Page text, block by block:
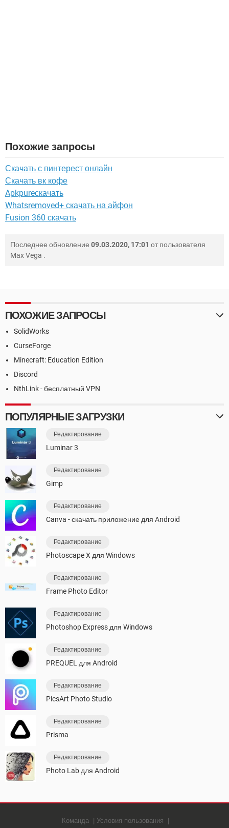
Похожие запросы
Скачать с пинтерест онлайн
Скачать вк кофе
Apkpureскачать
Whatsremoved+ скачать на айфон
Fusion 360 скачать
Последнее обновление 09.03.2020, 17:01 от пользователя
Max Vega .
ПОХОЖИЕ ЗАПРОСЫ
SolidWorks
CurseForge
Minecraft: Education Edition
Discord
NthLink - бесплатный VPN
ПОПУЛЯРНЫЕ ЗАГРУЗКИ
Редактирование
Luminar 3
Редактирование
Gimp
Редактирование
Canva - скачать приложение для Android
Редактирование
Photoscape X для Windows
Редактирование
Frame Photo Editor
Редактирование
Photoshop Express для Windows
Редактирование
PREQUEL для Android
Редактирование
PicsArt Photo Studio
Редактирование
Prisma
Редактирование
Photo Lab для Android
Команда Условия пользования